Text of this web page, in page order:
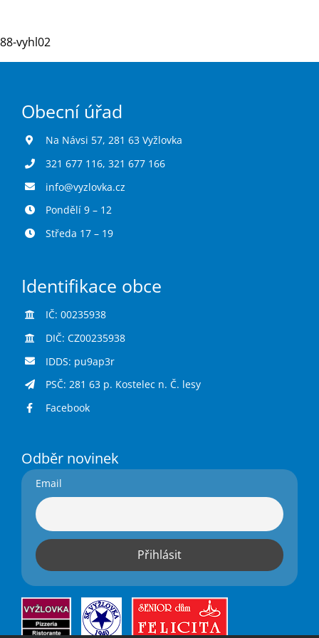
Hlášení závad
88-vyhl02
Obecní úřad
Na Návsi 57, 281 63 Vyžlovka
321 677 116, 321 677 166
info@vyzlovka.cz
Pondělí 9 – 12
Středa 17 – 19
Identifikace obce
IČ: 00235938
DIČ: CZ00235938
IDDS: pu9ap3r
PSČ: 281 63 p. Kostelec n. Č. lesy
Facebook
Odběr novinek
Email